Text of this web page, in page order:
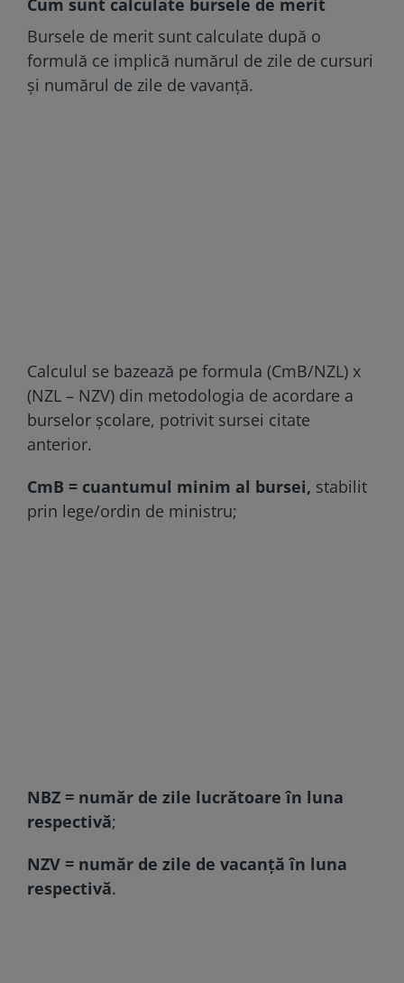
Bursele de merit sunt calculate după o
formulă ce implică numărul de zile de cursuri
și numărul de zile de vavanță.
Calculul se bazează pe formula (CmB/NZL) x
(NZL – NZV) din metodologia de acordare a
burselor școlare, potrivit sursei citate
anterior.
CmB = cuantumul minim al bursei, stabilit
prin lege/ordin de ministru;
NBZ = număr de zile lucrătoare în luna
respectivă;
NZV = număr de zile de vacanță în luna
respectivă.